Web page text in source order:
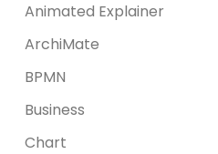
Animated Explainer
ArchiMate
BPMN
Business
Chart